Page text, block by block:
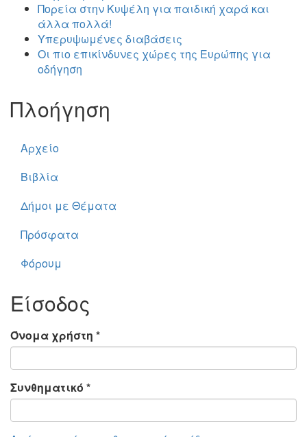
Πορεία στην Κυψέλη για παιδική χαρά και
άλλα πολλά!
Υπερυψωμένες διαβάσεις
Οι πιο επικίνδυνες χώρες της Ευρώπης για
οδήγηση
Πλοήγηση
Αρχείο
Βιβλία
Δήμοι με Θέματα
Πρόσφατα
Φόρουμ
Είσοδος
Όνομα χρήστη *
Συνθηματικό *